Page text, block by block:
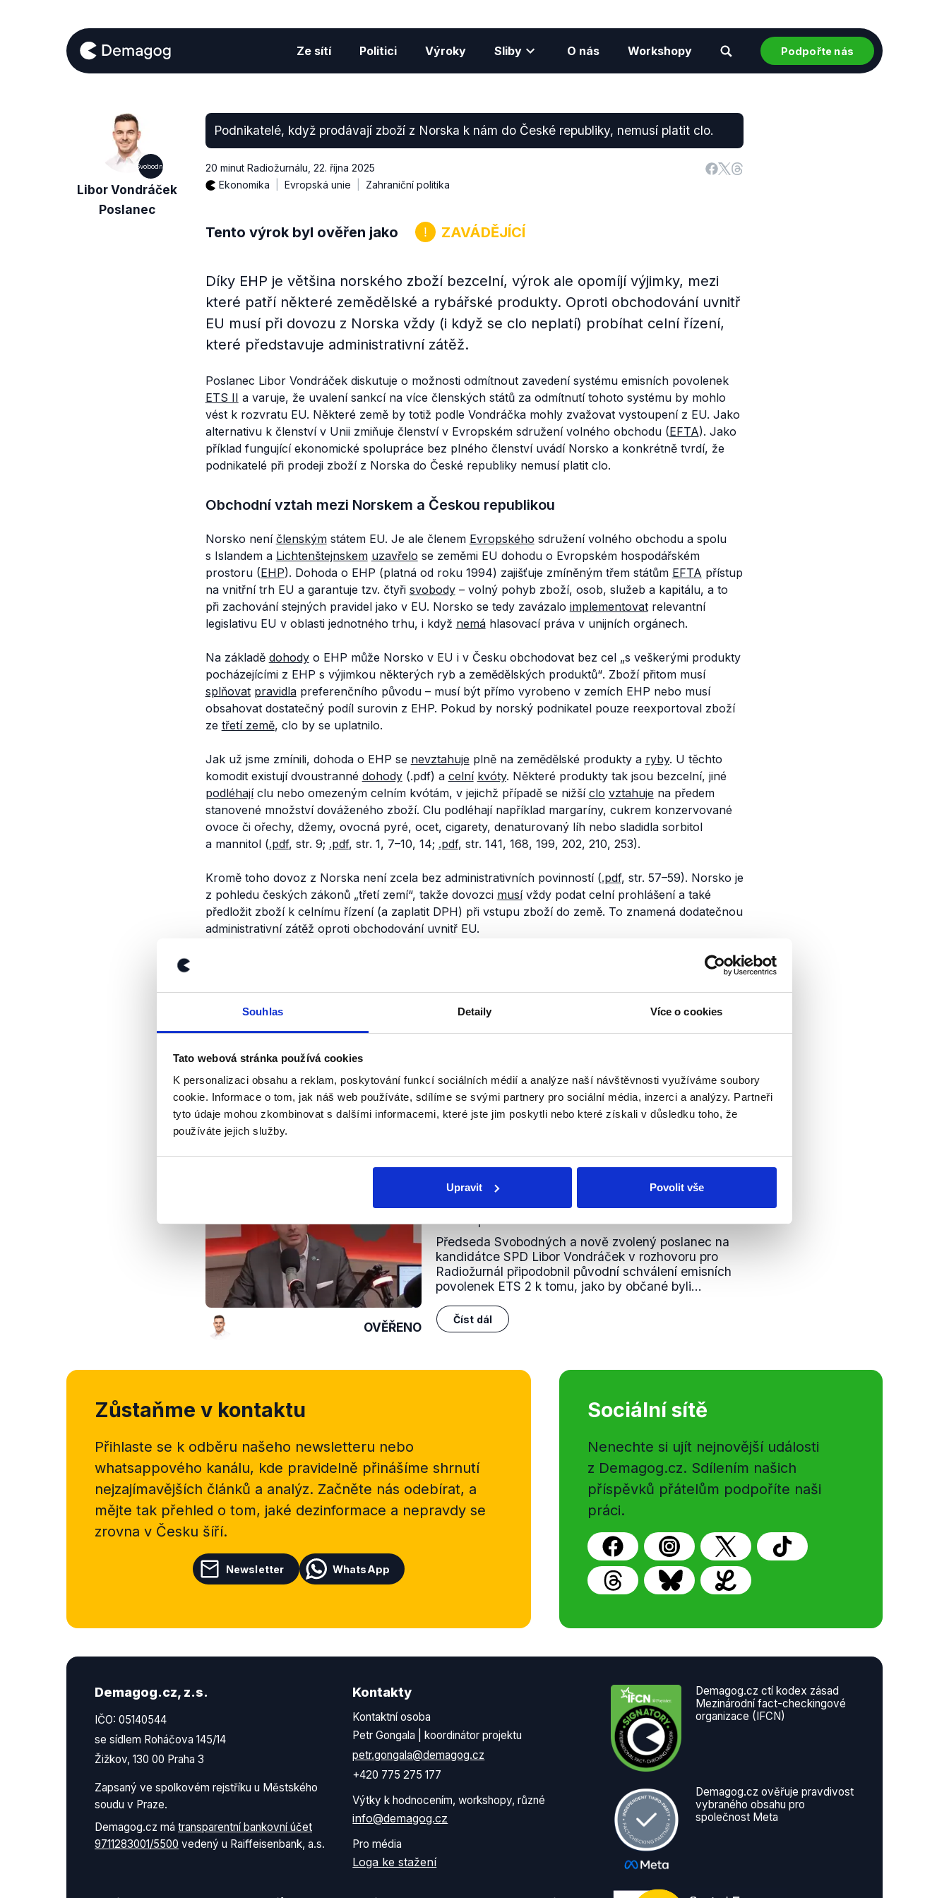
Souhlas Detaily Více o cookies
Tato webová stránka používá cookies
K personalizaci obsahu a reklam, poskytování funkcí sociálních médií a analýze naší návštěvnosti využíváme soubory
cookie. Informace o tom, jak náš web používáte, sdílíme se svými partnery pro sociální média, inzerci a analýzy. Partneři
tyto údaje mohou zkombinovat s dalšími informacemi, které jste jim poskytli nebo které získali v důsledku toho, že
používáte jejich služby.
Upravit Povolit vše
Ze sítí Politici Výroky Sliby O nás Workshopy Podpořte nás
Svobodní
Libor Vondráček
Poslanec
Podnikatelé, když prodávají zboží z Norska k nám do České republiky, nemusí platit clo.
20 minut Radiožurnálu 22. října 2025
Ekonomika
Evropská unie Zahraniční politika
Tento výrok byl ověřen jako ZAVÁDĚJÍCÍ
Díky EHP je většina norského zboží bezcelní, výrok ale opomíjí výjimky, mezi
které patří některé zemědělské a rybářské produkty. Oproti obchodování uvnitř
EU musí při dovozu z Norska vždy (i když se clo neplatí) probíhat celní řízení,
které představuje administrativní zátěž.
Poslanec Libor Vondráček diskutuje o možnosti odmítnout zavedení systému emisních povolenek
ETS II a varuje, že uvalení sankcí na více členských států za odmítnutí tohoto systému by mohlo
vést k rozvratu EU. Některé země by totiž podle Vondráčka mohly zvažovat vystoupení z EU. Jako
alternativu k členství v Unii zmiňuje členství v Evropském sdružení volného obchodu (EFTA). Jako
příklad fungující ekonomické spolupráce bez plného členství uvádí Norsko a konkrétně tvrdí, že
podnikatelé při prodeji zboží z Norska do České republiky nemusí platit clo.
Obchodní vztah mezi Norskem a Českou republikou
Norsko není členskýmstátem EU. Je ale členem Evropského sdružení volného obchodu a spolu
s Islandem a Lichtenštejnskem uzavřelo se zeměmi EU dohodu o Evropském hospodářském
prostoru (EHP). Dohoda o EHP (platná od roku 1994) zajišťuje zmíněným třem státům EFTA přístup
na vnitřní trh EU a garantuje tzv. čtyři svobody– volný pohyb zboží, osob, služeb a kapitálu, a to
při zachování stejných pravidel jako v EU. Norsko se tedy zavázalo implementovatrelevantní
legislativu EU v oblasti jednotného trhu, i když nemáhlasovací práva v unijních orgánech.
Na základě dohodyo EHP může Norsko v EU i v Česku obchodovat bez cel „s veškerými produkty
pocházejícími z EHP s výjimkou některých ryb a zemědělských produktů“. Zboží přitom musí
splňovat pravidlapreferenčního původu – musí být přímo vyrobeno v zemích EHP nebo musí
obsahovat dostatečný podíl surovin z EHP. Pokud by norský podnikatel pouze reexportoval zboží
ze třetí země, clo by se uplatnilo.
Jak už jsme zmínili, dohoda o EHP se nevztahuje plně na zemědělské produkty a ryby. U těchto
komodit existují dvoustranné dohody(.pdf) a celní kvóty. Některé produkty tak jsou bezcelní, jiné
podléhajíclu nebo omezeným celním kvótám, v jejichž případě se nižší clo vztahuje na předem
stanovené množství dováženého zboží. Clu podléhají například margaríny, cukrem konzervované
ovoce či ořechy, džemy, ovocná pyré, ocet, cigarety, denaturovaný líh nebo sladidla sorbitol
a mannitol (.pdf, str. 9; .pdf, str. 1, 7–10, 14; .pdf, str. 141, 168, 199, 202, 210, 253).
Kromě toho dovoz z Norska není zcela bez administrativních povinností (.pdf, str. 57–59). Norsko je
z pohledu českých zákonů „třetí zemí“, takže dovozci musívždy podat celní prohlášení a také
předložit zboží k celnímu řízení (a zaplatit DPH) při vstupu zboží do země. To znamená dodatečnou
administrativní zátěž oproti obchodování uvnitř EU.
vnitřní trh včetně volného pohybu zboží. Podnikatelé proto skutečně při dovozu většiny zboží
z Norska do České republiky clo neplatí. Vondráček však tento fakt uvádí jako příklad
bezproblémové ekonomické spolupráce mimo plné členství v EU, čímž vytváří dojem, že export
nevztahuje na všechny komodity – některé zemědělské a rybářské produkty clu podléhají. Navíc
dovozci musí splnit celní formality, což představuje administrativní zátěž oproti obchodu uvnitř EU.
Výrok Libora Vondráčka proto hodnotíme jako zavádějící.
Výrok jsme zmínili
OVĚŘENO
Pěstí mezi oči pro české občany
Předseda Svobodných a nově zvolený poslanec na
kandidátce SPD Libor Vondráček v rozhovoru pro
Radiožurnál připodobnil původní schválení emisních
povolenek ETS 2 k tomu, jako by občané byli...
Číst dál
Zůstaňme v kontaktu
Přihlaste se k odběru našeho newsletteru nebo
whatsappového kanálu, kde pravidelně přinášíme shrnutí
nejzajímavějších článků a analýz. Začněte nás odebírat, a
mějte tak přehled o tom, jaké dezinformace a nepravdy se
zrovna v Česku šíří.
Newsletter WhatsApp
Sociální sítě
Nenechte si ujít nejnovější události
z Demagog.cz. Sdílením našich
příspěvků přátelům podpoříte naši
práci.
Demagog.cz, z.s.
IČO: 05140544
se sídlem Roháčova 145/14
Žižkov, 130 00 Praha 3
Zapsaný ve spolkovém rejstříku u Městského
soudu v Praze.
Demagog.cz má transparentní bankovní účet
9711283001/5500 vedený u Raiffeisenbank, a.s.
Kontakty
Kontaktní osoba
Petr Gongala | koordinátor projektu
petr.gongala@demagog.cz
+420 775 275 177
Výtky k hodnocením, workshopy, různé
info@demagog.cz
Pro média
Loga ke stažení
Demagog.cz ctí kodex zásad
Mezinárodní fact-checkingové
organizace (IFCN)
Demagog.cz ověřuje pravdivost
vybraného obsahu pro
společnost Meta